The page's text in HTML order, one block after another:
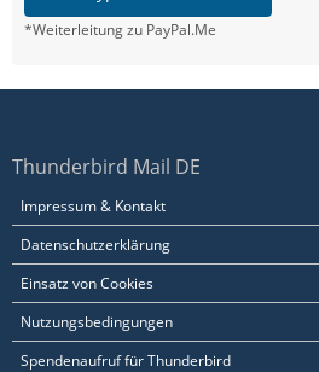
*Weiterleitung zu PayPal.Me
Thunderbird Mail DE
Impressum & Kontakt
Datenschutzerklärung
Einsatz von Cookies
Nutzungsbedingungen
Spendenaufruf für Thunderbird